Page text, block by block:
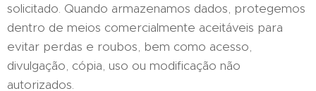
solicitado. Quando armazenamos dados, protegemos
dentro de meios comercialmente aceitáveis ​​para
evitar perdas e roubos, bem como acesso,
divulgação, cópia, uso ou modificação não
autorizados.